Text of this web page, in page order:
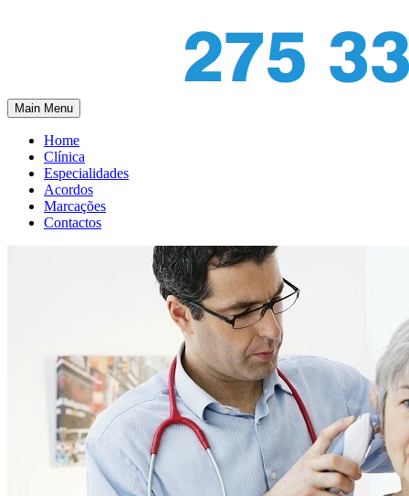
Main Menu
Home
Clínica
Especialidades
Acordos
Marcações
Contactos